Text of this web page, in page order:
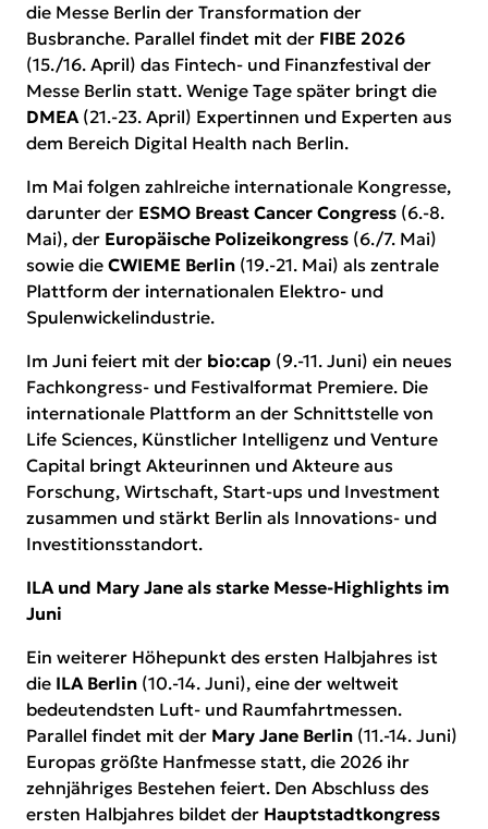
die Messe Berlin der Transformation der
Busbranche. Parallel findet mit der FIBE 2026
(15./16. April) das Fintech- und Finanzfestival der
Messe Berlin statt. Wenige Tage später bringt die
DMEA(21.-23. April) Expertinnen und Experten aus
dem Bereich Digital Health nach Berlin.
Im Mai folgen zahlreiche internationale Kongresse,
darunter der ESMO Breast Cancer Congress (6.-8.
Mai), der Europäische Polizeikongress (6./7. Mai)
sowie dieCWIEME Berlin (19.-21. Mai) als zentrale
Plattform der internationalen Elektro- und
Spulenwickelindustrie.
Im Juni feiert mit der bio:cap (9.-11. Juni) ein neues
Fachkongress- und Festivalformat Premiere. Die
internationale Plattform an der Schnittstelle von
Life Sciences, Künstlicher Intelligenz und Venture
Capital bringt Akteurinnen und Akteure aus
Forschung, Wirtschaft, Start-ups und Investment
zusammen und stärkt Berlin als Innovations- und
Investitionsstandort.
ILA und Mary Jane als starke Messe-Highlights im
Juni
Ein weiterer Höhepunkt des ersten Halbjahres ist
die ILA Berlin (10.-14. Juni), eine der weltweit
bedeutendsten Luft- und Raumfahrtmessen.
Parallel findet mit der Mary Jane Berlin (11.-14. Juni)
Europas größte Hanfmesse statt, die 2026 ihr
zehnjähriges Bestehen feiert. Den Abschluss des
ersten Halbjahres bildet der Hauptstadtkongress